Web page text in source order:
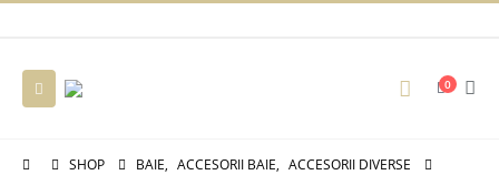
0
SHOP BAIE, ACCESORII BAIE, ACCESORII DIVERSE